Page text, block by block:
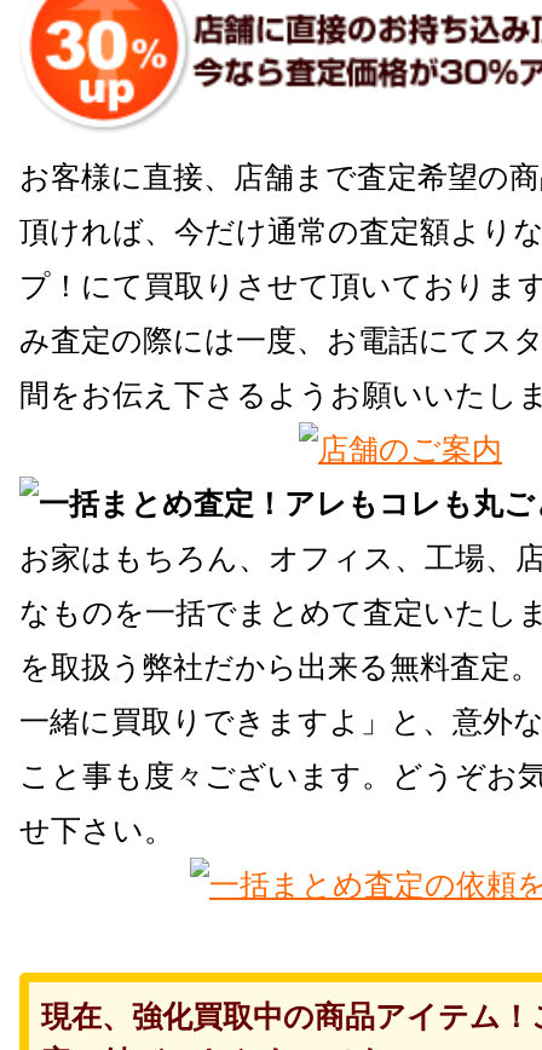
お客様に直接、店舗まで査定希望の
頂ければ、今だけ通常の査定額より
プ！にて買取りさせて頂いておりま
み査定の際には一度、お電話にてス
間をお伝え下さるようお願いいたし
お家はもちろん、オフィス、工場、
なものを一括でまとめて査定いたし
を取扱う弊社だから出来る無料査定
一緒に買取りできますよ」と、意外
こと事も度々ございます。どうぞお
せ下さい。
現在、強化買取中の商品アイテム